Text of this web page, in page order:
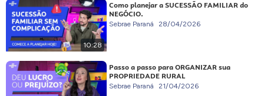
10:28
Como planejar a SUCESSÃO FAMILIAR do
NEGÓCIO.
Sebrae Paraná 28/04/2026
Passo a passo para ORGANIZAR sua
PROPRIEDADE RURAL
Sebrae Paraná 21/04/2026